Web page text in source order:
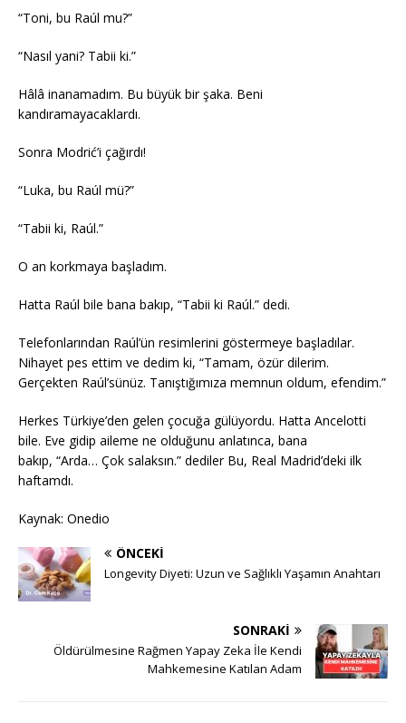
“Toni, bu Raúl mu?”
“Nasıl yani? Tabii ki.”
Hâlâ inanamadım. Bu büyük bir şaka. Beni
kandıramayacaklardı.
Sonra Modrić’i çağırdı!
“Luka, bu Raúl mü?”
“Tabii ki, Raúl.”
O an korkmaya başladım.
Hatta Raúl bile bana bakıp, “Tabii ki Raúl.” dedi.
Telefonlarından Raúl’ün resimlerini göstermeye başladılar.
Nihayet pes ettim ve dedim ki, “Tamam, özür dilerim.
Gerçekten Raúl’sünüz. Tanıştığımıza memnun oldum, efendim.”
Herkes Türkiye’den gelen çocuğa gülüyordu. Hatta Ancelotti
bile. Eve gidip aileme ne olduğunu anlatınca, bana
bakıp, “Arda… Çok salaksın.” dediler Bu, Real Madrid’deki ilk
haftamdı.
Kaynak: Onedio
ÖNCEKI
Longevity Diyeti: Uzun ve Sağlıklı Yaşamın Anahtarı
SONRAKI
Öldürülmesine Rağmen Yapay Zeka İle Kendi
Mahkemesine Katılan Adam